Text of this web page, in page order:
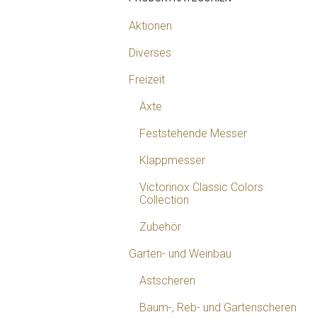
Aktionen
Diverses
Freizeit
Äxte
Feststehende Messer
Klappmesser
Victorinox Classic Colors
Collection
Zubehör
Garten- und Weinbau
Astscheren
Baum-, Reb- und Gartenscheren